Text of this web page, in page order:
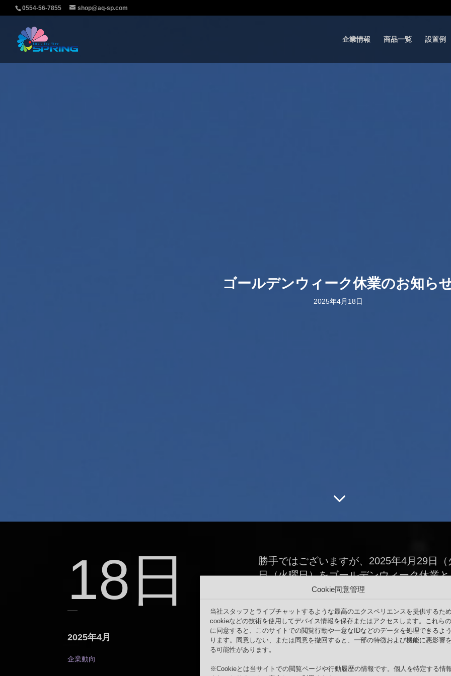
Cookie同意管理
当社スタッフとライブチャットするような最高のエクスペリエンスを提供するた
cookieなどの技術を使用してデバイス情報を保存またはアクセスします。これら
に同意すると、このサイトでの閲覧行動や一意なIDなどのデータを処理できるよ
ります。同意しない、または同意を撤回すると、一部の特徴および機能に悪影響
る可能性があります。
※Cookieとは当サイトでの閲覧ページや行動履歴の情報です。個人を特定する情
0554-56-7855 shop@aq-sp.com
企業情報 商品一覧 設置例
ゴールデンウィーク休業のお知ら
2025年4月18日
3
18日
2025年4月
企業動向
勝手ではございますが、2025年4月29日
日（火曜日）をゴールデンウィーク休業
承ください。
お客様各位
平素は格別のご高配を賜り、厚く御礼申し上げます。
勝手ではございますが下記期間をゴールデンウィー
2025年4月29日（火曜日）～2025年5月6日（火曜日